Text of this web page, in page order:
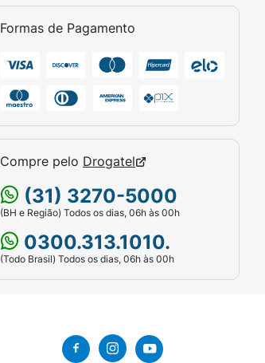
Formas de Pagamento
Compre pelo Drogatel
(31) 3270-5000
(BH e Região) Todos os dias, 06h às 00h
0300.313.1010.
(Todo Brasil) Todos os dias, 06h às 00h